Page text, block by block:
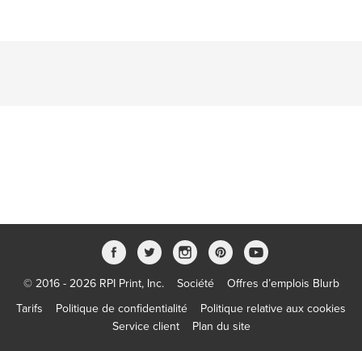
© 2016 - 2026 RPI Print, Inc. Société
Offres d’emplois Blurb
Tarifs
Politique de confidentialité
Politique relative aux cookies
Service client
Plan du site